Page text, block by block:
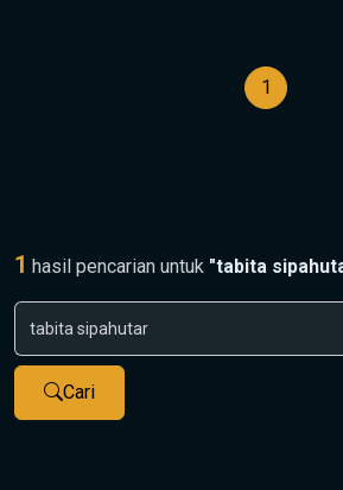
1
1 hasil pencarian untuk "tabita
Cari